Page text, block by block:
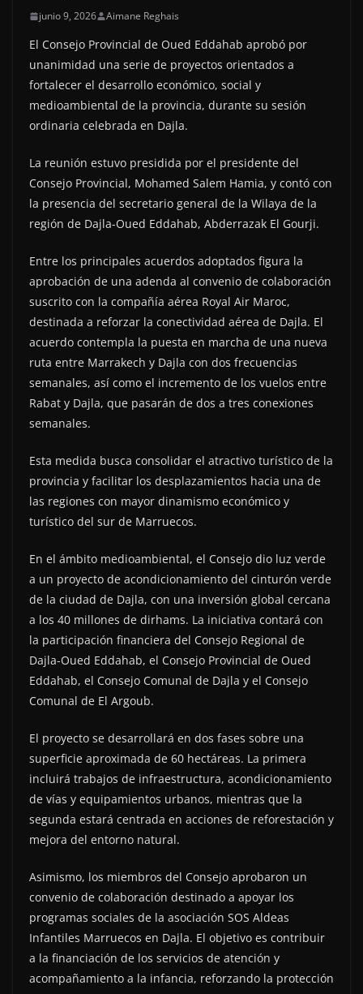
junio 9, 2026 Aimane Reghais
El Consejo Provincial de Oued Eddahab aprobó por
unanimidad una serie de proyectos orientados a
fortalecer el desarrollo económico, social y
medioambiental de la provincia, durante su sesión
ordinaria celebrada en Dajla.
La reunión estuvo presidida por el presidente del
Consejo Provincial, Mohamed Salem Hamia, y contó con
la presencia del secretario general de la Wilaya de la
región de Dajla-Oued Eddahab, Abderrazak El Gourji.
Entre los principales acuerdos adoptados figura la
aprobación de una adenda al convenio de colaboración
suscrito con la compañía aérea Royal Air Maroc,
destinada a reforzar la conectividad aérea de Dajla. El
acuerdo contempla la puesta en marcha de una nueva
ruta entre Marrakech y Dajla con dos frecuencias
semanales, así como el incremento de los vuelos entre
Rabat y Dajla, que pasarán de dos a tres conexiones
semanales.
Esta medida busca consolidar el atractivo turístico de la
provincia y facilitar los desplazamientos hacia una de
las regiones con mayor dinamismo económico y
turístico del sur de Marruecos.
En el ámbito medioambiental, el Consejo dio luz verde
a un proyecto de acondicionamiento del cinturón verde
de la ciudad de Dajla, con una inversión global cercana
a los 40 millones de dirhams. La iniciativa contará con
la participación financiera del Consejo Regional de
Dajla-Oued Eddahab, el Consejo Provincial de Oued
Eddahab, el Consejo Comunal de Dajla y el Consejo
Comunal de El Argoub.
El proyecto se desarrollará en dos fases sobre una
superficie aproximada de 60 hectáreas. La primera
incluirá trabajos de infraestructura, acondicionamiento
de vías y equipamientos urbanos, mientras que la
segunda estará centrada en acciones de reforestación y
mejora del entorno natural.
Asimismo, los miembros del Consejo aprobaron un
convenio de colaboración destinado a apoyar los
programas sociales de la asociación SOS Aldeas
Infantiles Marruecos en Dajla. El objetivo es contribuir
a la financiación de los servicios de atención y
acompañamiento a la infancia, reforzando la protección